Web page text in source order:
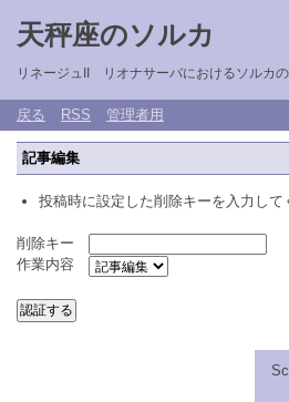
天秤座のソルカ
リネージュII リオナサーバにおけるソルカ
戻る RSS 管理者用
記事編集
投稿時に設定した削除キーを入力して
削除キー
作業内容